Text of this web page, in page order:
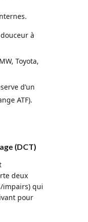
à
Toyota,
d’un
ATF).
(DCT)
deux
impairs) qui
pour